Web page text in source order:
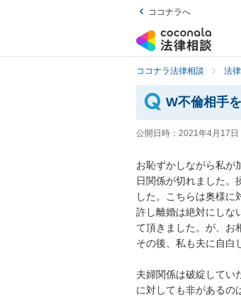
ココナラへ
ココナラ法律相談 法
W不倫相手
公開日時： 2021年4月17日
お恥ずかしながら私が
日関係が切れました。
した。こちらは奥様に
許し離婚は絶対にしな
て頂きました。が、お
その後、私も夫に自白
夫婦関係は破綻してい
に対しても非があるの